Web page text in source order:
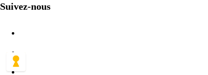
Suivez-nous